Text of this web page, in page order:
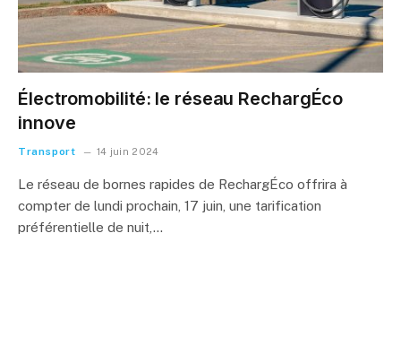
Électromobilité: le réseau RechargÉco
innove
Transport 14 juin 2024
Le réseau de bornes rapides de RechargÉco offrira à
compter de lundi prochain, 17 juin, une tarification
préférentielle de nuit,…